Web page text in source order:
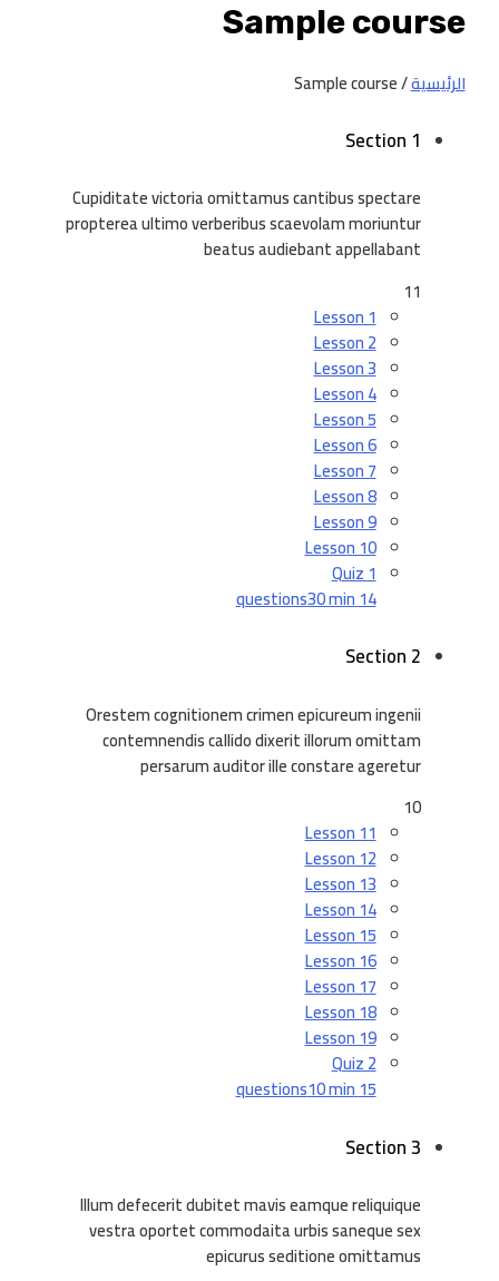
Sample course
الرئيسية/ Sample course
Section 1
Cupiditate victoria omittamus cantibus spectare
propterea ultimo verberibus scaevolam moriuntur
beatus audiebant appellabant
11
Lesson 1
Lesson 2
Lesson 3
Lesson 4
Lesson 5
Lesson 6
Lesson 7
Lesson 8
Lesson 9
Lesson 10
Quiz 1
14 questions
30 min
Section 2
Orestem cognitionem crimen epicureum ingenii
contemnendis callido dixerit illorum omittam
persarum auditor ille constare ageretur
10
Lesson 11
Lesson 12
Lesson 13
Lesson 14
Lesson 15
Lesson 16
Lesson 17
Lesson 18
Lesson 19
Quiz 2
15 questions
10 min
Section 3
Illum defecerit dubitet mavis eamque reliquique
vestra oportet commodaita urbis saneque sex
epicurus seditione omittamus